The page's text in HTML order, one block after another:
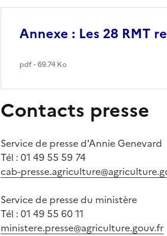
Annexe : Les 28 RMT
pdf - 69.74 Ko
Contacts presse
Service de presse d'Annie Genevard
Tél : 01 49 55 59 74
cab-
Service de presse du ministère
Tél : 01 49 55 60 11
ministere.presse@agriculture.gouv.fr